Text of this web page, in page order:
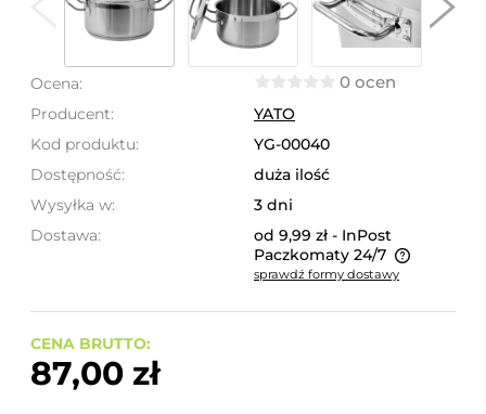
Ocena: 0 ocen
Producent:
YATO
Kod produktu:
YG-00040
Dostępność:
duża ilość
Wysyłka w:
3 dni
Dostawa:
od 9,99 zł - InPost
Paczkomaty 24/7
Cena nie zawiera ewentualnych kosztów płatności
sprawdź formy dostawy
CENA BRUTTO:
87,00 zł